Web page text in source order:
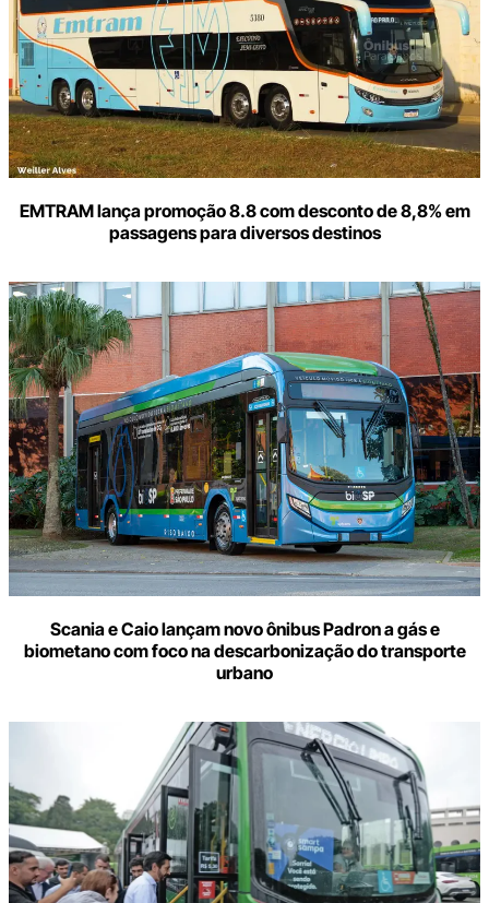
EMTRAM lança promoção 8.8 com desconto de 8,8% em
passagens para diversos destinos
Scania e Caio lançam novo ônibus Padron a gás e
biometano com foco na descarbonização do transporte
urbano